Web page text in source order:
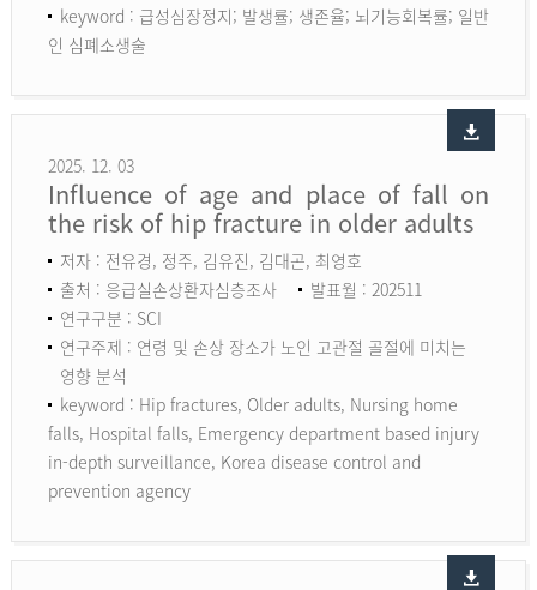
keyword : 급성심장정지; 발생률; 생존율; 뇌기능회복률; 일반
인 심폐소생술
2025. 12. 03
Influence of age and place of fall on
the risk of hip fracture in older adults
저자 : 전유경, 정주, 김유진, 김대곤, 최영호
출처 : 응급실손상환자심층조사
발표월 : 202511
연구구분 : SCI
연구주제 : 연령 및 손상 장소가 노인 고관절 골절에 미치는
영향 분석
keyword : Hip fractures, Older adults, Nursing home
falls, Hospital falls, Emergency department based injury
in-depth surveillance, Korea disease control and
prevention agency